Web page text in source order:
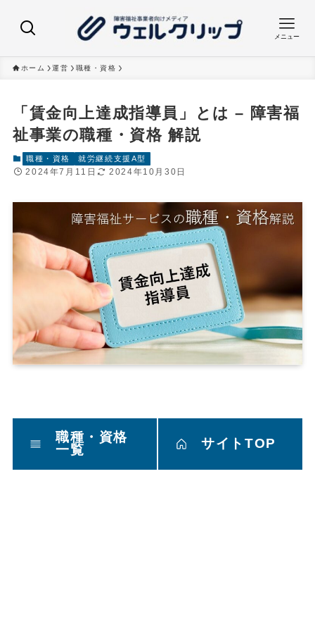
メニュー
ホーム 運営 職種・資格
「賃金向上達成指導員」とは – 障害福
祉事業の職種・資格 解説
職種・資格 就労継続支援A型
2024年7月11日 2024年10月30日
職種・資格
一覧
サイトTOP